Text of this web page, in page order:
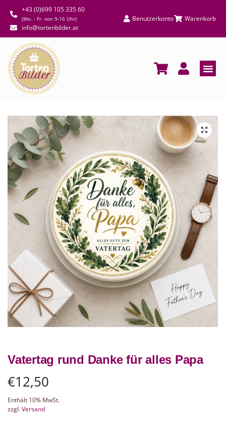
+43 (0)699 105 335 60
(Mo. - Fr. von 9-16 Uhr)
info@tortenbilder.at
Benutzerkonto Warenkorb
Vatertag rund Danke für alles Papa
€12,50
Enthält 10% MwSt.
zzgl.Versand